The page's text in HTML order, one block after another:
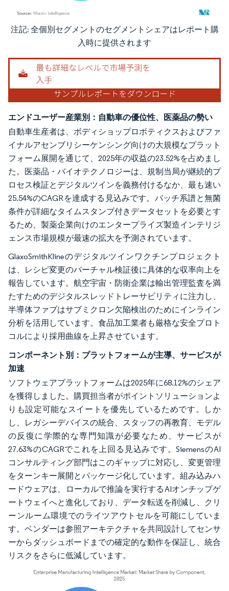
画像 © Mordor Intelligence。再利用にはCC BY 4.0の表示が必要です。
注記: 全個別セグメントのセグメントシェアはレポート購
入時に提供されます
エンドユーザー産業別：自動車の優位性、医薬品の勢い
自動車生産者は、ボディショップロボティクスおよびファ
イナルアセンブリシーケンシング向けの大規模なプラット
フォーム展開を通じて、2025年の収益の23.52%を占めまし
た。医薬品・バイオテクノロジーは、規制当局が継続的プ
ロセス検証とデジタルツインを義務付けるなか、最も速い
25.54%のCAGRを達成する見込みです。バッチ系譜と無菌
条件が詳細なタイムスタンプ付きデータセットを必要とす
るため、製薬企業向けのエンタープライズ製造インテリジ
ェンス市場規模が最速の拡大を予測されています。
GlaxoSmithKlineのデジタルツインワクチンプロジェクト
は、レシピ変更のバーチャル検証後に具体的な収率向上を
報告しています。航空宇宙・防衛企業は輸出管理監査を満
たすためのデジタルスレッドトレーサビリティに注力し、
半導体ファブはサブミクロン欠陥検出のためにインライン
分析を活用しています。食品加工業者も厳格な安全プロト
コルにより採用曲線を上昇させています。
コンポーネント別：プラットフォームが主導、サービスが
加速
ソフトウェアプラットフォームは2025年に68.12%のシェア
を獲得しました。購買担当者がポイントソリューションよ
りも設定可能なスイートを優先しているためです。しか
し、レガシーデバイスの統合、スタッフの再教育、モデル
の反復に学際的な専門知識が必要なため、サービスが
27.63%のCAGRでこれを上回る見込みです。SiemensのAI
コンサルティング部門はこのギャップに対応し、変更管理
をターンキー展開とパッケージ化しています。組み込みハ
ードウェアは、ローカルで推論を実行するAIオンチップゲ
ートウェイへと進化しており、データ転送を削減し、クリ
ーンルーム環境でのライツアウトセルを可能にしていま
す。ベンダーは参照アーキテクチャを共同設計してセンサ
ーからダッシュボードまでの確定的な動作を保証し、統合
リスクをさらに低減しています。